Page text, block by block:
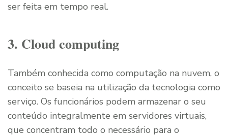
ser feita em tempo real.
3. Cloud computing
Também conhecida como computação na nuvem, o
conceito se baseia na utilização da tecnologia como
serviço. Os funcionários podem armazenar o seu
conteúdo integralmente em servidores virtuais,
que concentram todo o necessário para o